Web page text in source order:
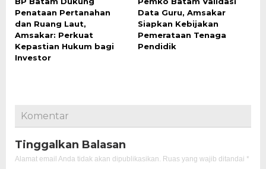
Penataan Pertanahan
dan Ruang Laut,
Amsakar: Perkuat
Kepastian Hukum bagi
Investor
Data Guru, Amsakar
Siapkan Kebijakan
Pemerataan Tenaga
Pendidik
Komentar
Tinggalkan Balasan
Alamat email Anda tidak akan dipublikasikan. Ruas yang wajib ditandai *